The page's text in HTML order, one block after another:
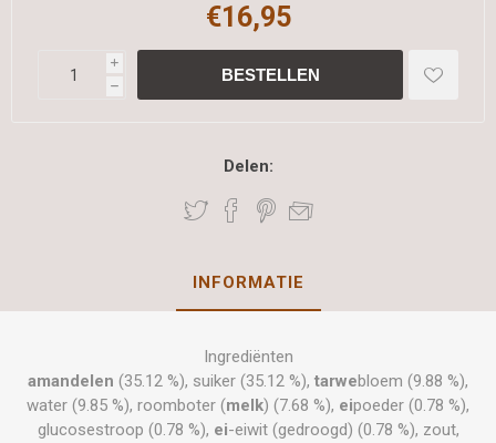
€16,95
i
h
Delen:
INFORMATIE
Ingrediënten
amandelen (35.12 %), suiker (35.12 %), tarwebloem (9.88 %),
water (9.85 %), roomboter (melk) (7.68 %), eipoeder (0.78 %),
glucosestroop (0.78 %), ei-eiwit (gedroogd) (0.78 %), zout,